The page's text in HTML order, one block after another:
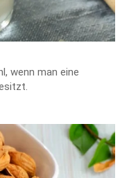
wenn man eine